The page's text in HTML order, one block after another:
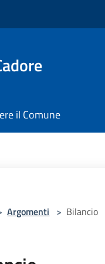
il Comune
Argomenti > Bilancio